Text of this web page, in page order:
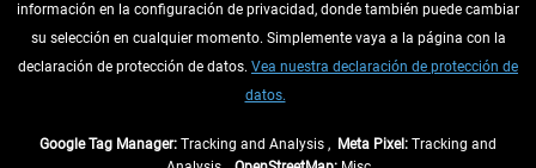
DESISTIR DEL CONTRATO
INFORMACIÓN
información en la configuración de privacidad, donde también puede cambiar
su selección en cualquier momento. Simplemente vaya a la página con la
declaración de protección de datos. Vea nuestra declaración de protección de
datos.
Google Tag Manager: Tracking and Analysis , Meta Pixel: Tracking and